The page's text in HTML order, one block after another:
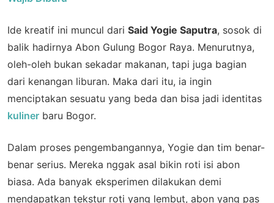
Ide kreatif ini muncul dari Said Yogie Saputra, sosok di
balik hadirnya Abon Gulung Bogor Raya. Menurutnya,
oleh-oleh bukan sekadar makanan, tapi juga bagian
dari kenangan liburan. Maka dari itu, ia ingin
menciptakan sesuatu yang beda dan bisa jadi identitas
kuliner baru Bogor.
Dalam proses pengembangannya, Yogie dan tim benar-
benar serius. Mereka nggak asal bikin roti isi abon
biasa. Ada banyak eksperimen dilakukan demi
mendapatkan tekstur roti yang lembut, abon yang pas